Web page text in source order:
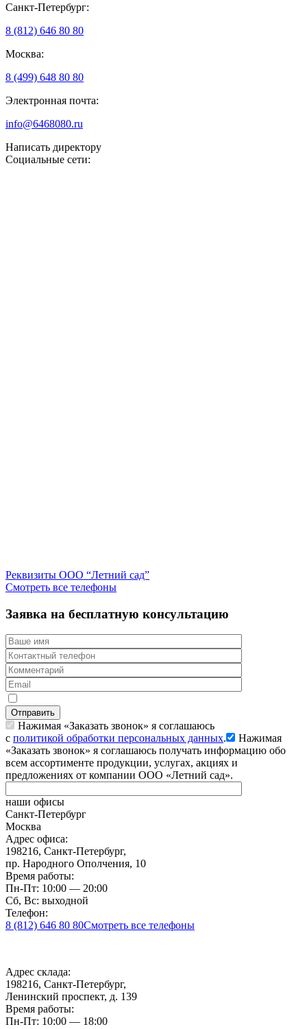
Санкт-Петербург:
8 (812) 646 80 80
Москва:
8 (499) 648 80 80
Электронная почта:
info@6468080.ru
Написать директору
Социальные сети:
Реквизиты ООО “Летний сад”
Смотреть все телефоны
Заявка на бесплатную консультацию
Отправить
Нажимая «Заказать звонок» я соглашаюсь
с политикой обработки персональных данных.
Нажимая
«Заказать звонок» я соглашаюсь получать информацию обо
всем ассортименте продукции, услугах, акциях и
предложениях от компании ООО «Летний сад».
наши офисы
Санкт-Петербург
Москва
Адрес офиса:
198216, Санкт-Петербург,
пр. Народного Ополчения, 10
Время работы:
Пн-Пт: 10:00 — 20:00
Сб, Вс: выходной
Телефон:
8 (812) 646 80 80Смотреть все телефоны
Адрес склада:
198216, Санкт-Петербург,
Ленинский проспект, д. 139
Время работы:
Пн-Пт: 10:00 — 18:00